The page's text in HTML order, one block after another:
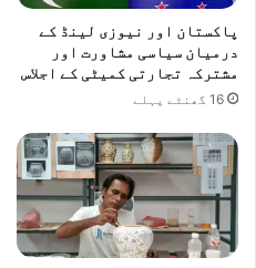
پاکستان اور نیوزی لینڈ کے
درمیان سیاسی مشاورت اور
مشترکہ تجارتی کمیٹی کے اجلاس
16 گھنٹے پہلے